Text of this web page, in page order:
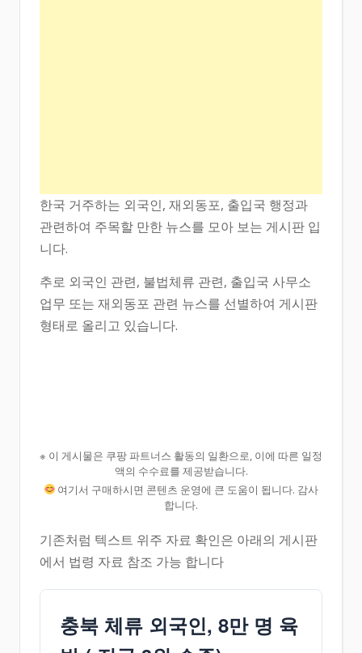
한국 거주하는 외국인, 재외동포, 출입국 행정과
관련하여 주목할 만한 뉴스를 모아 보는 게시판 입
니다.
추로 외국인 관련, 불법체류 관련, 출입국 사무소
업무 또는 재외동포 관련 뉴스를 선별하여 게시판
형태로 올리고 있습니다.
※ 이 게시물은 쿠팡 파트너스 활동의 일환으로, 이에 따른 일정
액의 수수료를 제공받습니다.
여기서 구매하시면 콘텐츠 운영에 큰 도움이 됩니다. 감사
합니다.
기존처럼 텍스트 위주 자료 확인은 아래의 게시판
에서 법령 자료 참조 가능 합니다
충북 체류 외국인, 8만 명 육